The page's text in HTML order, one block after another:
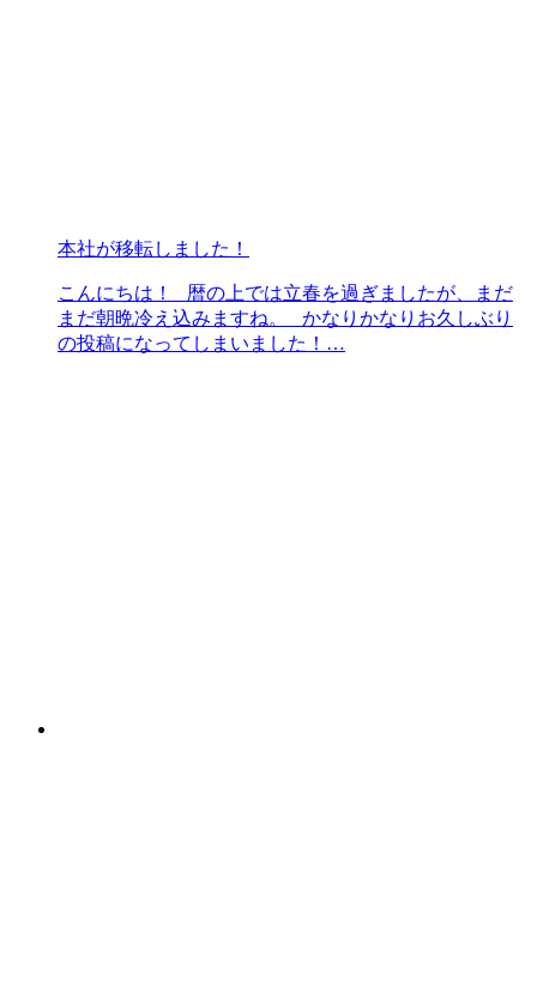
本社が移転しました！
こんにちは！ 暦の上では立春を過ぎましたが、まだ
まだ朝晩冷え込みますね。 かなりかなりお久しぶり
の投稿になってしまいました！…